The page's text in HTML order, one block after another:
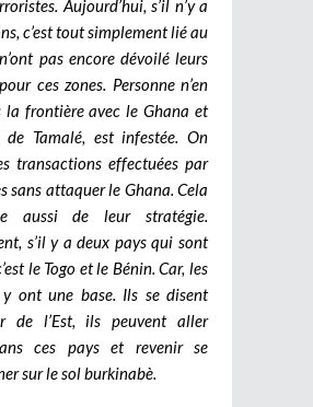
Aujourd’hui, s’il n’y a
c’est tout simplement lié au
pas encore dévoilé leurs
ces zones. Personne n’en
la frontière avec le Ghana et
Tamalé, est infestée. On
transactions effectuées par
sans attaquer le Ghana. Cela
aussi de leur stratégie.
s’il y a deux pays qui sont
le Togo et le Bénin. Car, les
y ont une base. Ils se disent
de l’Est, ils peuvent aller
ces pays et revenir se
sur le sol burkinabè.